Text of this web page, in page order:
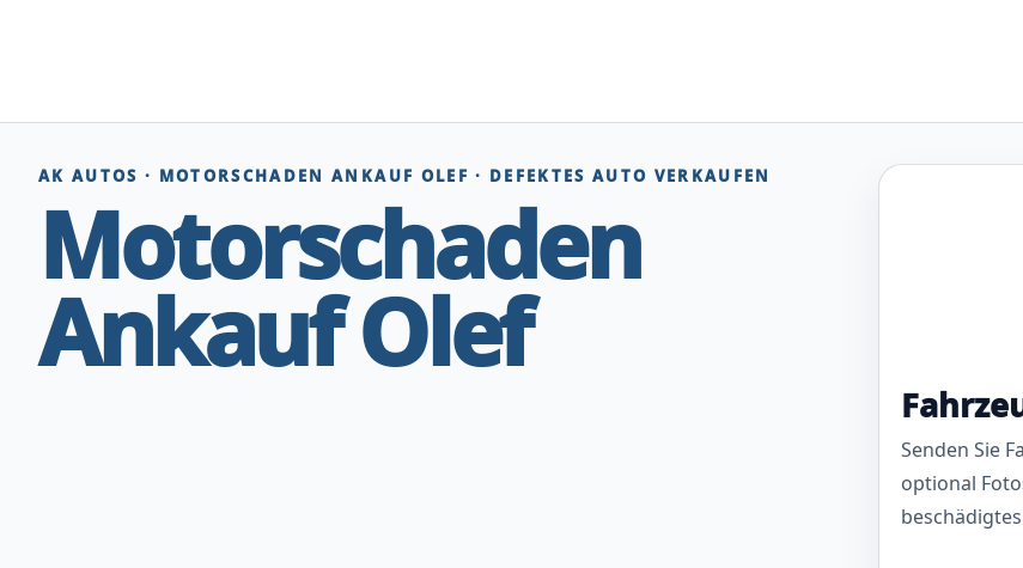
AK AUTOS · MOTORSCHADEN ANKAUF OLEF · DEFEKTES AUTO VERKAUFEN
Motorschaden
Ankauf Olef
Senden Sie
optional